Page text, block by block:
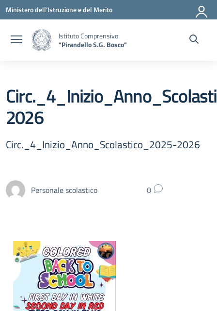
Vai ai contenuti
Vai al menu di navigazione
Vai al footer
Ministero dell'Istruzione e del Merito
Istituto Comprensivo
"Pirandello S.G. Bosco"
2026
Circ._4_Inizio_Anno_Scolastico_2025-2026
Personale scolastico 0